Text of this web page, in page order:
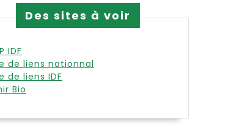
Des sites à voir
IDF
de liens nationnal
de liens IDF
Bio